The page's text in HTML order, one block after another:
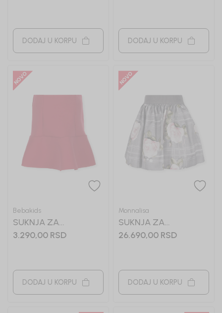
DODAJ U KORPU DODAJ U KORPU
Bebakids
SUKNJA ZA
DEVOJČICE VLADANA
3.290,00 RSD
DODAJ U KORPU
Monnalisa
SUKNJA ZA
DEVOJČICE
26.690,00 RSD
DODAJ U KORPU